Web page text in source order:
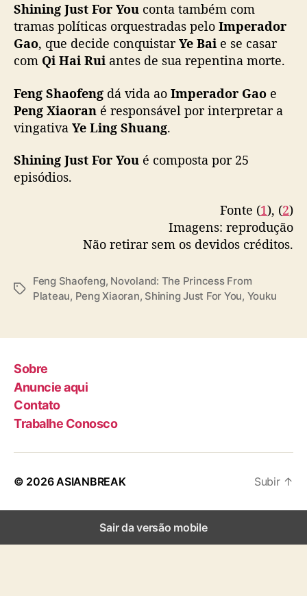
O
U
K
U
s
t
a
e
c
F
e
g
n
X
ahead of today’s premiere#星河长明
pic.twitter.com/ThMgR5O6tg
— cdrama tweets (@dramapotatoe)
Shining Just For You conta também com
tramas políticas orquestradas pelo Imperador
Gao, que decide conquistarYe Bai e se casar
com Qi Hai Rui antes de sua repentina morte.
Feng Shaofeng dá vida ao Imperador Gao e
Peng Xiaoran é responsável por interpretar a
vingativa Ye Ling Shuang.
Shining Just For You é composta por 25
episódios.
Fonte (1), (2)
Imagens: reprodução
Não retirar sem os devidos créditos.
T
Feng Shaofeng, Novoland: The Princess From
Plateau, Peng Xiaoran, Shining Just For You, Youku
Sobre
Anuncie aqui
Contato
Trabalhe Conosco
© 2026ASIANBREAK Subir ↑
Sair da versão mobile